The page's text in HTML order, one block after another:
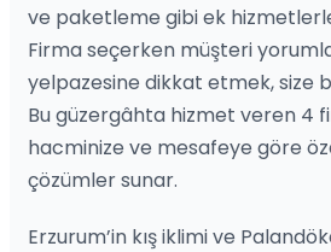
ve paketleme gibi ek
Firma seçerken müşteri
yelpazesine dikkat etmek, size
Bu güzergâhta hizmet veren 4
hacminize ve mesafeye göre
çözümler sunar.
Erzurum’in kış iklimi ve